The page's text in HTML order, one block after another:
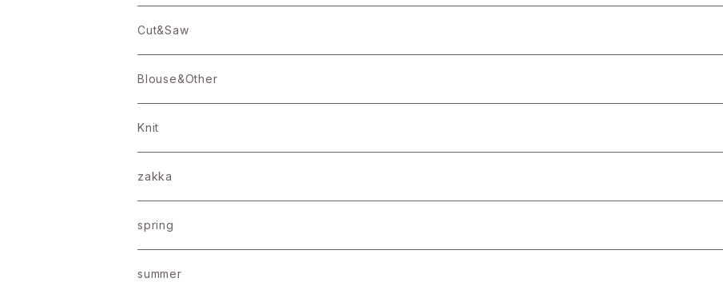
Cut&Saw
25/バーフィル天竺
19/バーフィル天竺
16/ＢＤ天竺
アメリカンドライコットン
コットン
Blouse&Other
Blouse
Onepiece
Bottoms
Knit
zakka
Stole
Bag
spring
summer